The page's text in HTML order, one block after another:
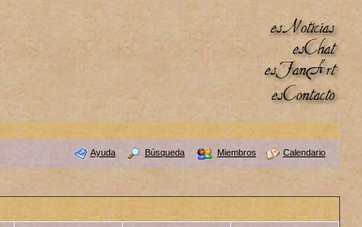
Ayuda Búsqueda Miembros Calendario